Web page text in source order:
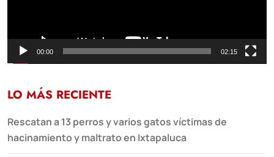
00:00 02:15
LO MÁS RECIENTE
Rescatan a 13 perros y varios gatos víctimas de
hacinamiento y maltrato en Ixtapaluca